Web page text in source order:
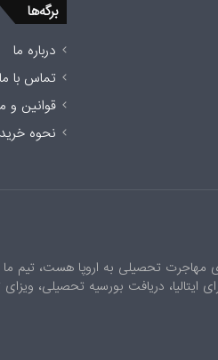
برگه‌ها
درباره ما
تماس با ما
قوانین و
نحوه
مهاجرت تحصیلی به اروپا هست، تیم
ایتالیا، دریافت بورسیه تحصیلی،